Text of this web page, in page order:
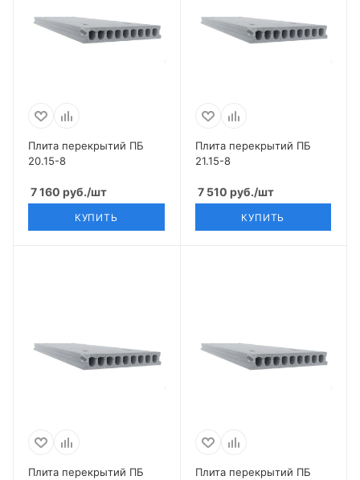
Плита перекрытий ПБ
20.15-8
7 160 руб./шт
КУПИТЬ
Плита перекрытий ПБ
21.15-8
7 510 руб./шт
КУПИТЬ
Плита перекрытий ПБ
Плита перекрытий ПБ